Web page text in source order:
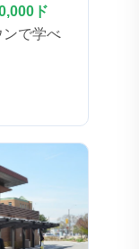
ド
ンで学べ